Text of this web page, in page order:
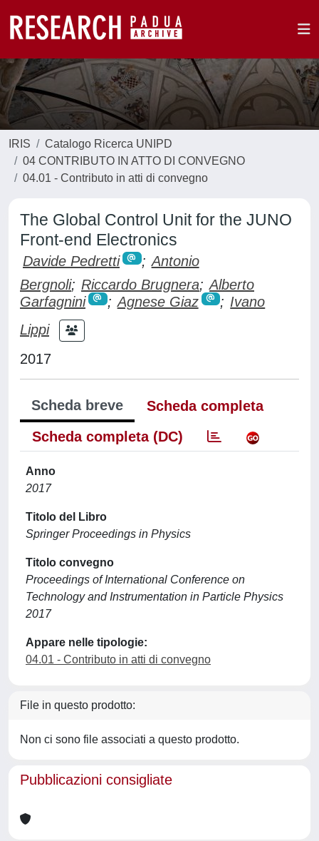
IRIS
Catalogo Ricerca UNIPD
04 CONTRIBUTO IN ATTO DI CONVEGNO
04.01 - Contributo in atti di convegno
The Global Control Unit for the JUNO
Front-end Electronics
Davide Pedretti ; Antonio
Bergnoli; Riccardo Brugnera; Alberto
Garfagnini
; Agnese Giaz ; Ivano
Lippi
2017
Scheda breve
Scheda completa
Scheda completa (DC)
Anno
2017
Titolo del Libro
Springer Proceedings in Physics
Titolo convegno
Proceedings of International Conference on
Technology and Instrumentation in Particle Physics
2017
Appare nelle tipologie:
04.01 - Contributo in atti di convegno
File in questo prodotto:
Non ci sono file associati a questo prodotto.
Pubblicazioni consigliate